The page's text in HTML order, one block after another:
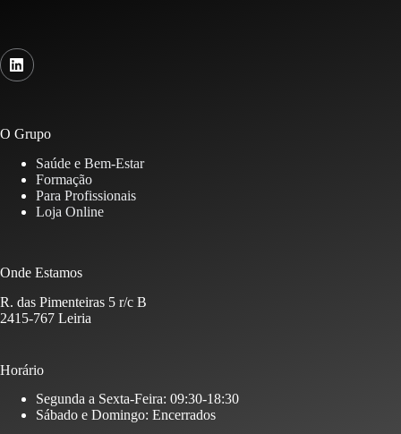
O Grupo
Saúde e Bem-Estar
Formação
Para Profissionais
Loja Online
Onde Estamos
R. das Pimenteiras 5 r/c B
2415-767 Leiria
Horário
Segunda a Sexta-Feira: 09:30-18:30
Sábado e Domingo: Encerrados